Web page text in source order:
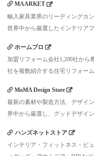
MAARKET
輸入家具業界のリーディングカ
世界中から厳選したインテリア
ホームプロ
加盟リフォーム会社1,200社か
社を複数紹介する住宅リフォー
MoMA Design Store
最新の素材や製造方法、デザイ
界中から厳選し、グッドデザイ
ハンズネットストア
インテリア・フィットネス・ビ